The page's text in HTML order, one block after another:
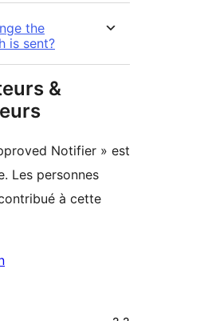
the
is sent?
&
Notifier » est
Les personnes
à cette